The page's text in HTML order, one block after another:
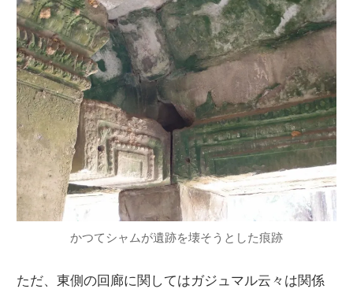
かつてシャムが遺跡を壊そうとした痕跡
ただ、東側の回廊に関してはガジュマル云々は関係